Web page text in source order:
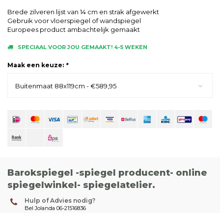
Brede zilveren lijst van 14 cm en strak afgewerkt
Gebruik voor vloerspiegel of wandspiegel
Europees product ambachtelijk gemaakt
SPECIAAL VOOR JOU GEMAAKT! 4-5 WEKEN
Maak een keuze: *
Buitenmaat 88x119cm - €589,95
Barokspiegel -spiegel producent- online
spiegelwinkel- spiegelatelier.
Hulp of Advies nodig?
Bel Jolanda 06-21516836